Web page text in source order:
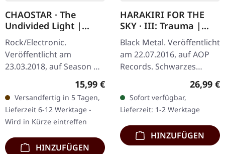
CHAOSTAR · The
Undivided Light |
CLEAR/RED/BLUE 2LP
Rock/Electronic.
Veröffentlicht am
23.03.2018, auf Season Of
Mist. CHAOSTAR was
SEPTICFLESH guitarist
Christos Antoniou's
longing to…
Regulärer Preis:
15,99 €
Versandfertig in 5 Tagen,
Lieferzeit 6-12 Werktage -
Wird in Kürze eintreffen
HINZUFÜGEN
HARAKIRI FOR THE
SKY · III: Trauma |
BLACK 2LP
Black Metal. Veröffentlicht
am 22.07.2016, auf AOP
Records. Schwarzes
Doppel-Vinyl im schweren
Gatefold-Cover. "III:
Trauma" von Harakiri For
The Sky…
26,99 €
Sofort verfügbar,
Lieferzeit: 1-2 Werktage
HINZUFÜGEN